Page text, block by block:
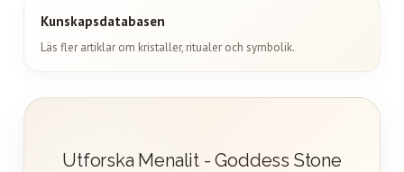
Kunskapsdatabasen
Läs fler artiklar om kristaller, ritualer och symbolik.
Utforska Menalit - Goddess Stone